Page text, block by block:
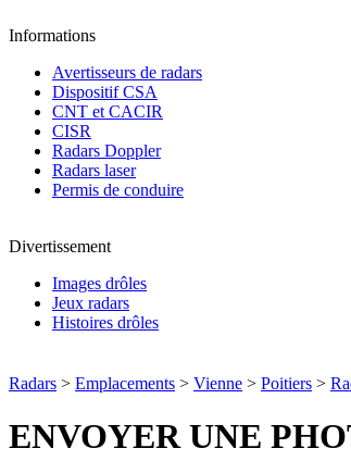
Informations
Avertisseurs de radars
Dispositif CSA
CNT et CACIR
CISR
Radars Doppler
Radars laser
Permis de conduire
Divertissement
Images drôles
Jeux radars
Histoires drôles
Radars > Emplacements > Vienne > Poitiers >
ENVOYER UNE